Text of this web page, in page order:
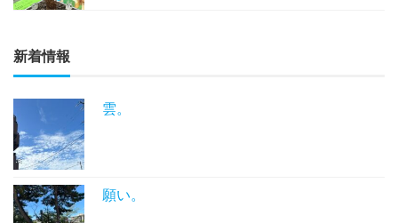
新着情報
雲。
願い。